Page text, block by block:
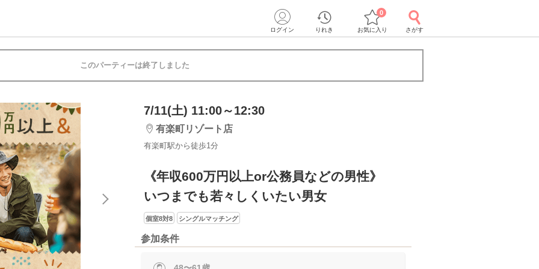
ログイン りれき お気に入り
0
さがす
このパーティーは終了しました
7/11(土) 11:00～12:30
有楽町リゾート店
有楽町駅から徒歩1分
《年収600万円以上or公務員などの男性》
いつまでも若々しくいたい男女
個室8対8 シングルマッチング
参加条件